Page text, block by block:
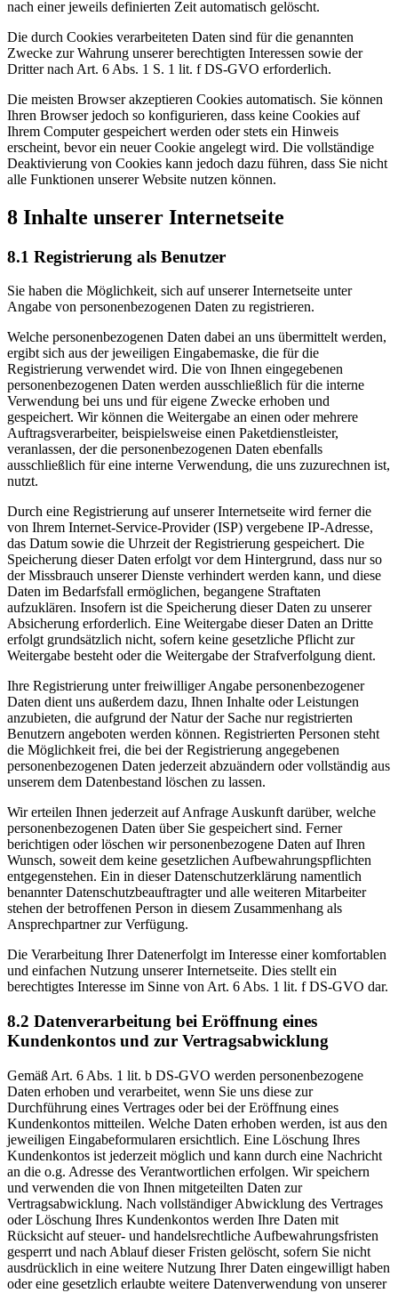
nach einer jeweils definierten Zeit automatisch gelöscht.
Die durch Cookies verarbeiteten Daten sind für die genannten
Zwecke zur Wahrung unserer berechtigten Interessen sowie der
Dritter nach Art. 6 Abs. 1 S. 1 lit. f DS-GVO erforderlich.
Die meisten Browser akzeptieren Cookies automatisch. Sie können
Ihren Browser jedoch so konfigurieren, dass keine Cookies auf
Ihrem Computer gespeichert werden oder stets ein Hinweis
erscheint, bevor ein neuer Cookie angelegt wird. Die vollständige
Deaktivierung von Cookies kann jedoch dazu führen, dass Sie nicht
alle Funktionen unserer Website nutzen können.
8 Inhalte unserer Internetseite
8.1 Registrierung als Benutzer
Sie haben die Möglichkeit, sich auf unserer Internetseite unter
Angabe von personenbezogenen Daten zu registrieren.
Welche personenbezogenen Daten dabei an uns übermittelt werden,
ergibt sich aus der jeweiligen Eingabemaske, die für die
Registrierung verwendet wird. Die von Ihnen eingegebenen
personenbezogenen Daten werden ausschließlich für die interne
Verwendung bei uns und für eigene Zwecke erhoben und
gespeichert. Wir können die Weitergabe an einen oder mehrere
Auftragsverarbeiter, beispielsweise einen Paketdienstleister,
veranlassen, der die personenbezogenen Daten ebenfalls
ausschließlich für eine interne Verwendung, die uns zuzurechnen ist,
nutzt.
Durch eine Registrierung auf unserer Internetseite wird ferner die
von Ihrem Internet-Service-Provider (ISP) vergebene IP-Adresse,
das Datum sowie die Uhrzeit der Registrierung gespeichert. Die
Speicherung dieser Daten erfolgt vor dem Hintergrund, dass nur so
der Missbrauch unserer Dienste verhindert werden kann, und diese
Daten im Bedarfsfall ermöglichen, begangene Straftaten
aufzuklären. Insofern ist die Speicherung dieser Daten zu unserer
Absicherung erforderlich. Eine Weitergabe dieser Daten an Dritte
erfolgt grundsätzlich nicht, sofern keine gesetzliche Pflicht zur
Weitergabe besteht oder die Weitergabe der Strafverfolgung dient.
Ihre Registrierung unter freiwilliger Angabe personenbezogener
Daten dient uns außerdem dazu, Ihnen Inhalte oder Leistungen
anzubieten, die aufgrund der Natur der Sache nur registrierten
Benutzern angeboten werden können. Registrierten Personen steht
die Möglichkeit frei, die bei der Registrierung angegebenen
personenbezogenen Daten jederzeit abzuändern oder vollständig aus
unserem dem Datenbestand löschen zu lassen.
Wir erteilen Ihnen jederzeit auf Anfrage Auskunft darüber, welche
personenbezogenen Daten über Sie gespeichert sind. Ferner
berichtigen oder löschen wir personenbezogene Daten auf Ihren
Wunsch, soweit dem keine gesetzlichen Aufbewahrungspflichten
entgegenstehen. Ein in dieser Datenschutzerklärung namentlich
benannter Datenschutzbeauftragter und alle weiteren Mitarbeiter
stehen der betroffenen Person in diesem Zusammenhang als
Ansprechpartner zur Verfügung.
Die Verarbeitung Ihrer Datenerfolgt im Interesse einer komfortablen
und einfachen Nutzung unserer Internetseite. Dies stellt ein
berechtigtes Interesse im Sinne von Art. 6 Abs. 1 lit. f DS-GVO dar.
8.2 Datenverarbeitung bei Eröffnung eines
Kundenkontos und zur Vertragsabwicklung
Gemäß Art. 6 Abs. 1 lit. b DS-GVO werden personenbezogene
Daten erhoben und verarbeitet, wenn Sie uns diese zur
Durchführung eines Vertrages oder bei der Eröffnung eines
Kundenkontos mitteilen. Welche Daten erhoben werden, ist aus den
jeweiligen Eingabeformularen ersichtlich. Eine Löschung Ihres
Kundenkontos ist jederzeit möglich und kann durch eine Nachricht
an die o.g. Adresse des Verantwortlichen erfolgen. Wir speichern
und verwenden die von Ihnen mitgeteilten Daten zur
Vertragsabwicklung. Nach vollständiger Abwicklung des Vertrages
oder Löschung Ihres Kundenkontos werden Ihre Daten mit
Rücksicht auf steuer- und handelsrechtliche Aufbewahrungsfristen
gesperrt und nach Ablauf dieser Fristen gelöscht, sofern Sie nicht
ausdrücklich in eine weitere Nutzung Ihrer Daten eingewilligt haben
oder eine gesetzlich erlaubte weitere Datenverwendung von unserer